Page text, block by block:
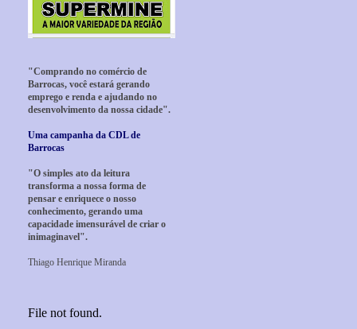
"Comprando no comércio de
Barrocas, você estará gerando
emprego e renda e ajudando no
desenvolvimento da nossa cidade".
Uma campanha da CDL de
Barrocas
"O simples ato da leitura
transforma a nossa forma de
pensar e enriquece o nosso
conhecimento, gerando uma
capacidade imensurável de criar o
inimaginavel".
Thiago Henrique Miranda